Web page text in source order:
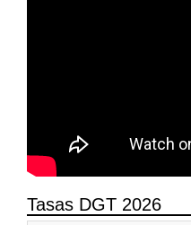
Tasas DGT 2026